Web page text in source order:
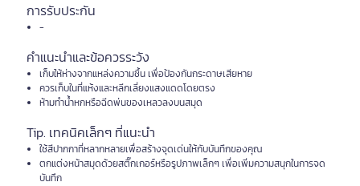
การรับประกัน
-
คำแนะนำและข้อควรระวัง
เก็บให้ห่างจากแหล่งความชื้น เพื่อป้องกันกระดาษเสียหาย
ควรเก็บในที่แห้งและหลีกเลี่ยงแสงแดดโดยตรง
ห้ามทำน้ำหกหรือฉีดพ่นของเหลวลงบนสมุด
Tip. เทคนิคเล็กๆ ที่แนะนำ
ใช้สีปากกาที่หลากหลายเพื่อสร้างจุดเด่นให้กับบันทึกของคุณ
ตกแต่งหน้าสมุดด้วยสติ๊กเกอร์หรือรูปภาพเล็กๆ เพื่อเพิ่มความสนุกในการจด
บันทึก